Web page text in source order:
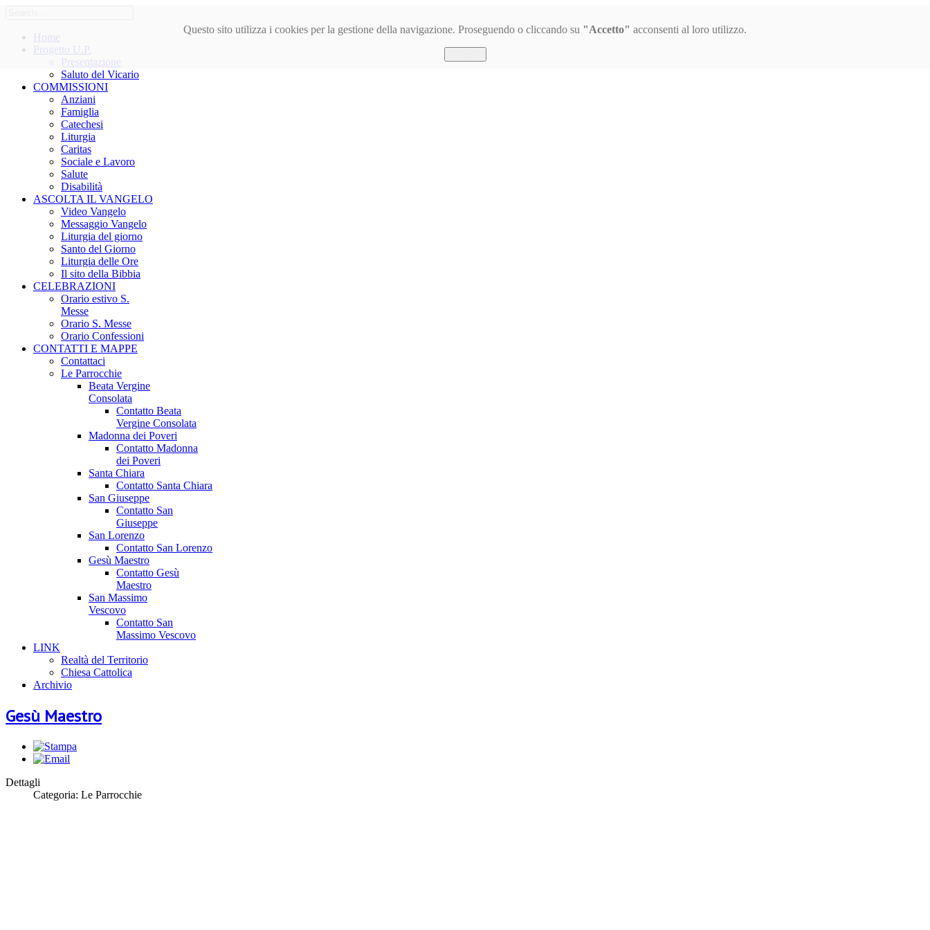
Questo sito utilizza i cookies per la gestione della navigazione. Proseguendo o cliccando su "Accetto" acconsenti al loro utilizzo.
Home
Progetto U.P.
Presentazione
Saluto del Vicario
COMMISSIONI
Anziani
Famiglia
Catechesi
Liturgia
Caritas
Sociale e Lavoro
Salute
Disabilità
ASCOLTA IL VANGELO
Video Vangelo
Messaggio Vangelo
Liturgia del giorno
Santo del Giorno
Liturgia delle Ore
Il sito della Bibbia
CELEBRAZIONI
Orario estivo S.
Messe
Orario S. Messe
Orario Confessioni
CONTATTI E MAPPE
Contattaci
Le Parrocchie
Beata Vergine
Consolata
Contatto Beata
Vergine Consolata
Madonna dei Poveri
Contatto Madonna
dei Poveri
Santa Chiara
Contatto Santa Chiara
San Giuseppe
Contatto San
Giuseppe
San Lorenzo
Contatto San Lorenzo
Gesù Maestro
Contatto Gesù
Maestro
San Massimo
Vescovo
Contatto San
Massimo Vescovo
LINK
Realtà del Territorio
Chiesa Cattolica
Archivio
Gesù Maestro
Dettagli
Categoria: Le Parrocchie